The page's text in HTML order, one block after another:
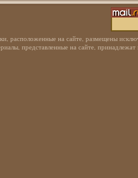
расположенные на сайте, размещены
представленные на сайте,